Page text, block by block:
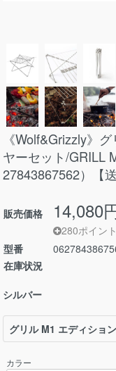
《Wolf&Grizzly》
ヤーセット/GRILL
27843867562）【
販売価格 14,080
280ポイン
型番
在庫状況
シルバー
グリル M1 エディション
カラー